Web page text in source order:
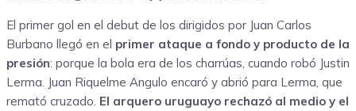
El primer gol en el debut de los dirigidos por Juan Carlos
Burbano llegó en el primer ataque a fondo y producto de la
presión: porque la bola era de los charrúas, cuando robó Justin
Lerma. Juan Riquelme Angulo encaró y abrió para Lerma, que
remató cruzado. El arquero uruguayo rechazó al medio y el